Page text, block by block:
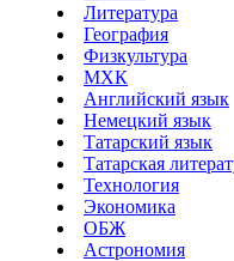
Литература
География
Физкультура
МХК
Английский язык
Немецкий язык
Татарский язык
Татарская
Технология
Экономика
ОБЖ
Астрономия